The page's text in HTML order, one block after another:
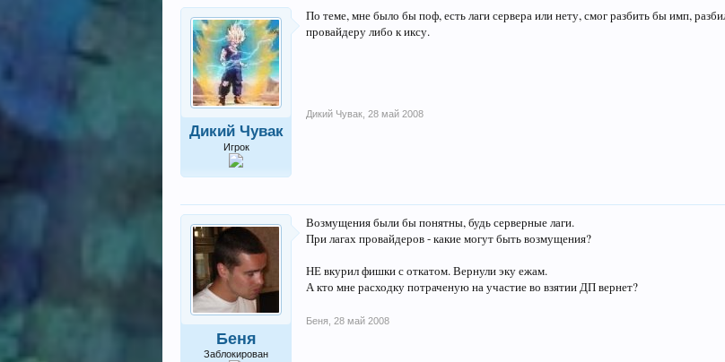
Дикий Чувак
Игрок
По теме, мне было бы поф, есть лаги сервера или нету, смог разбить бы имп,
провайдеру либо к иксу.
Дикий Чувак 28 май 2008
Беня
Заблокирован
Возмущения были бы понятны, будь серверные лаги.
При лагах провайдеров - какие могут быть возмущения?
НЕ вкурил фишки с откатом. Вернули эку ежам.
А кто мне расходку потраченую на участие во взятии ДП вернет?
Беня 28 май 2008